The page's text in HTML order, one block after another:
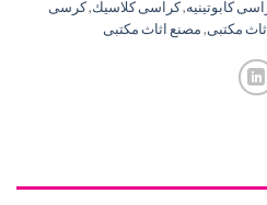
كابوتينيه,كراسى كلاسيك,كرسى
مكتبى,مصنع اثاث مكتبى